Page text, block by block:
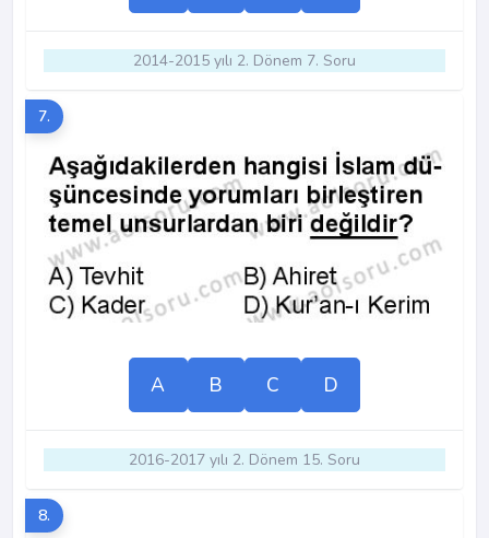
2014-2015 yılı 2. Dönem 7. Soru
7.
A B C D
2016-2017 yılı 2. Dönem 15. Soru
8.